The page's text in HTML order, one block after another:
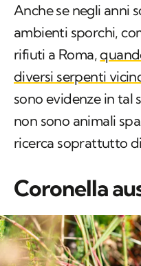
Anche se negli anni
ambienti sporchi,
rifiuti a Roma,
diversi serpenti
sono evidenze in tal
non sono animali
ricerca soprattutto
Coronella